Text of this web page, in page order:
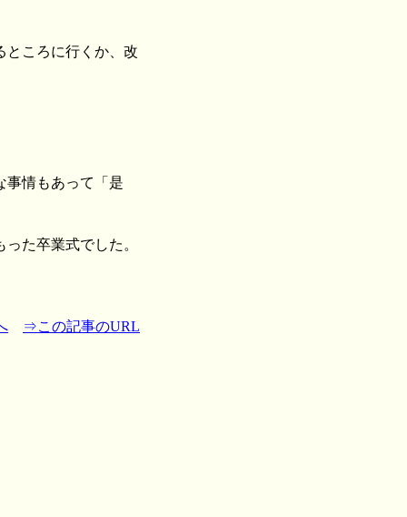
ところに行くか、改
事情もあって「是
た卒業式でした。
⇒この記事のURL